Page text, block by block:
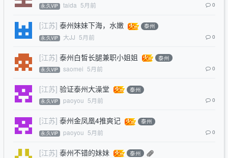
永.久VIP taida 5月前 0
[江苏] 泰州妹妹下海，水嫩 泰州
永.久VIP 大JJ 5月前 0
[江苏] 泰州白皙长腿兼职小姐姐 泰州
永.久VIP saomei 5月前 0
[江苏] 验证泰州大澡堂 泰州
永.久VIP paoyou 5月前 0
[江苏] 泰州金凤凰4推爽记 泰州
永.久VIP paoyou 5月前 0
[江苏] 泰州不错的妹妹 泰州